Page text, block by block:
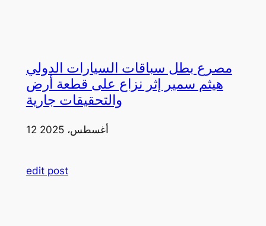
مصرع بطل سباقات السيارات الدولي
هيثم سمير إثر نزاع على قطعة أرض
والتحقيقات جارية
12 أغسطس، 2025
edit post